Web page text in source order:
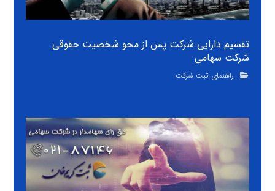
تقسیم دارایی شرکت پس از محو شخصیت حقوقی
شرکت سهامی
راهنمای ثبت شرکت